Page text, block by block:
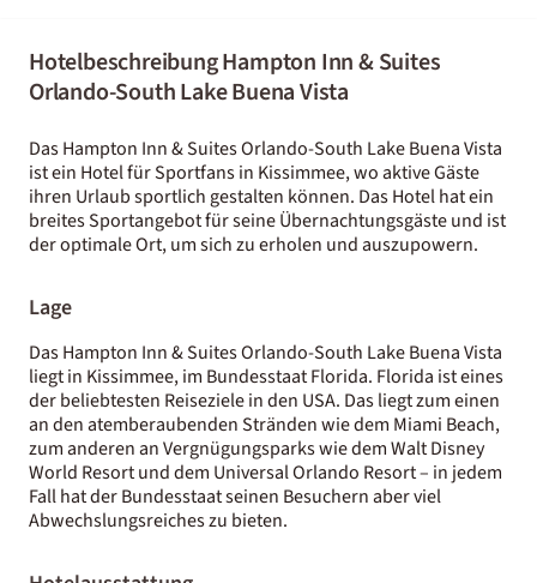
Hotelbeschreibung Hampton Inn & Suites
Orlando-South Lake Buena Vista
Das Hampton Inn & Suites Orlando-South Lake Buena Vista
ist ein Hotel für Sportfans in Kissimmee, wo aktive Gäste
ihren Urlaub sportlich gestalten können. Das Hotel hat ein
breites Sportangebot für seine Übernachtungsgäste und ist
der optimale Ort, um sich zu erholen und auszupowern.
Lage
Das Hampton Inn & Suites Orlando-South Lake Buena Vista
liegt in Kissimmee, im Bundesstaat Florida. Florida ist eines
der beliebtesten Reiseziele in den USA. Das liegt zum einen
an den atemberaubenden Stränden wie dem Miami Beach,
zum anderen an Vergnügungsparks wie dem Walt Disney
World Resort und dem Universal Orlando Resort – in jedem
Fall hat der Bundesstaat seinen Besuchern aber viel
Abwechslungsreiches zu bieten.